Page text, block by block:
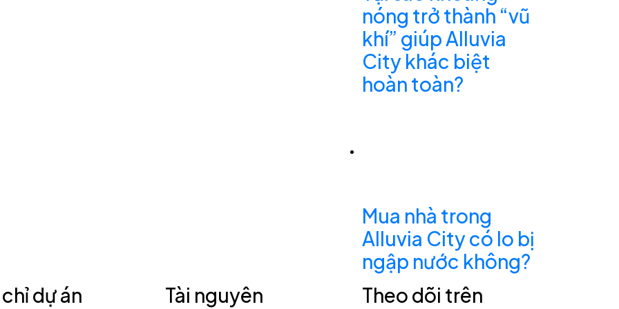
nóng trở thành “vũ
khí” giúp Alluvia
City khác biệt
hoàn toàn?
Mua nhà trong
Alluvia City có lo bị
ngập nước không?
dự án
Tài nguyên
Theo dõi trên